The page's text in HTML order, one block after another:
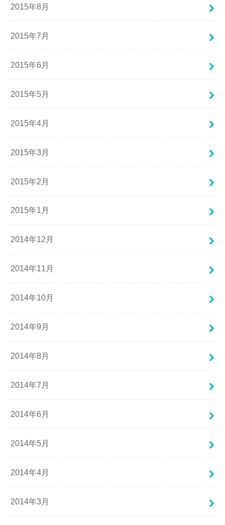
2015年8月
2015年7月
2015年6月
2015年5月
2015年4月
2015年3月
2015年2月
2015年1月
2014年12月
2014年11月
2014年10月
2014年9月
2014年8月
2014年7月
2014年6月
2014年5月
2014年4月
2014年3月